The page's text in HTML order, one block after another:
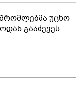
უცხო
გააძევეს